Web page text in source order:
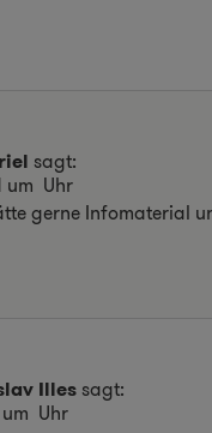
sagt:
um Uhr
gerne Infomaterial
Illessagt:
Uhr